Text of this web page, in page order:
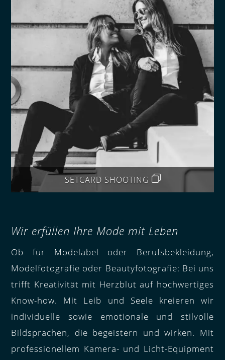
SETCARD SHOOTING
Wir erfüllen Ihre Mode mit Leben
Ob für Modelabel oder Berufsbekleidung,
Modelfotografie oder Beautyfotografie: Bei uns
trifft Kreativität mit Herzblut auf hochwertiges
Know-how. Mit Leib und Seele kreieren wir
individuelle sowie emotionale und stilvolle
Bildsprachen, die begeistern und wirken. Mit
professionellem Kamera- und Licht-Equipment